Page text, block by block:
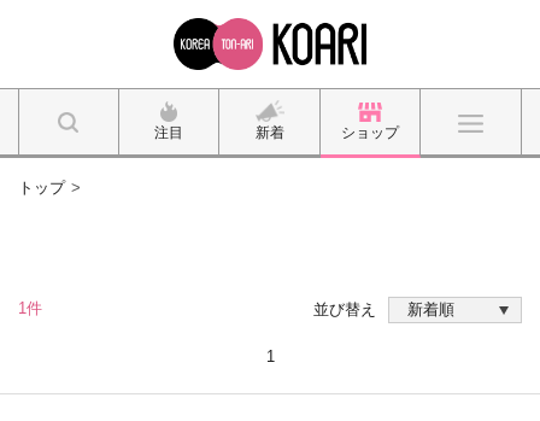
注目 新着 ショップ
トップ
1件
1
並び替え